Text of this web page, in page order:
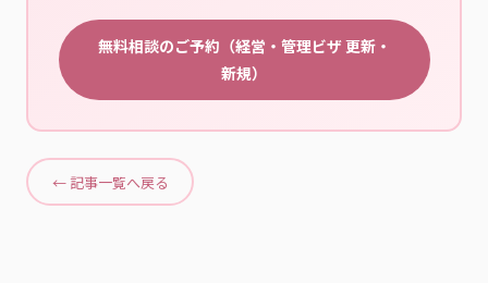
無料相談のご予約（経営・管理ビザ 更新・
新規）
← 記事一覧へ戻る